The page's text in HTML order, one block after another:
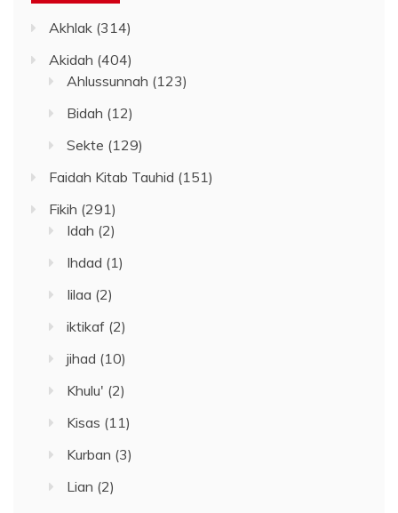
Akhlak (314)
Akidah (404)
Ahlussunnah (123)
Bidah (12)
Sekte (129)
Faidah Kitab Tauhid (151)
Fikih (291)
Idah (2)
Ihdad (1)
Iilaa (2)
iktikaf (2)
jihad (10)
Khulu' (2)
Kisas (11)
Kurban (3)
Lian (2)